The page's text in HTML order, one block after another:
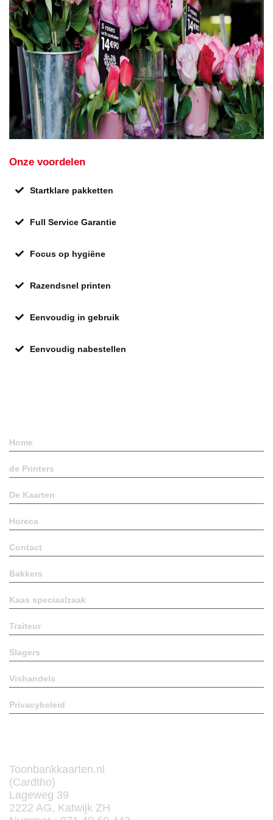
Onze voordelen
Startklare pakketten
Full Service Garantie
Focus op hygiëne
Razendsnel printen
Eenvoudig in gebruik
Eenvoudig nabestellen
Home
de Printers
De Kaarten
Horeca
Contact
Bakkers
Kaas speciaalzaak
Traiteur
Slagers
Vishandels
Privacybeleid
Toonbankkaarten.nl
(Cardtho)
Lageweg 39
2222 AG, Katwijk ZH